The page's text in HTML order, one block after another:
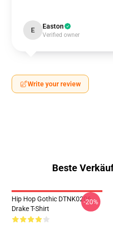
E Easton
Verified owner
Write your review
Beste
Hip Hop Gothic DTNK0206
Drake T-Shirt
-20%